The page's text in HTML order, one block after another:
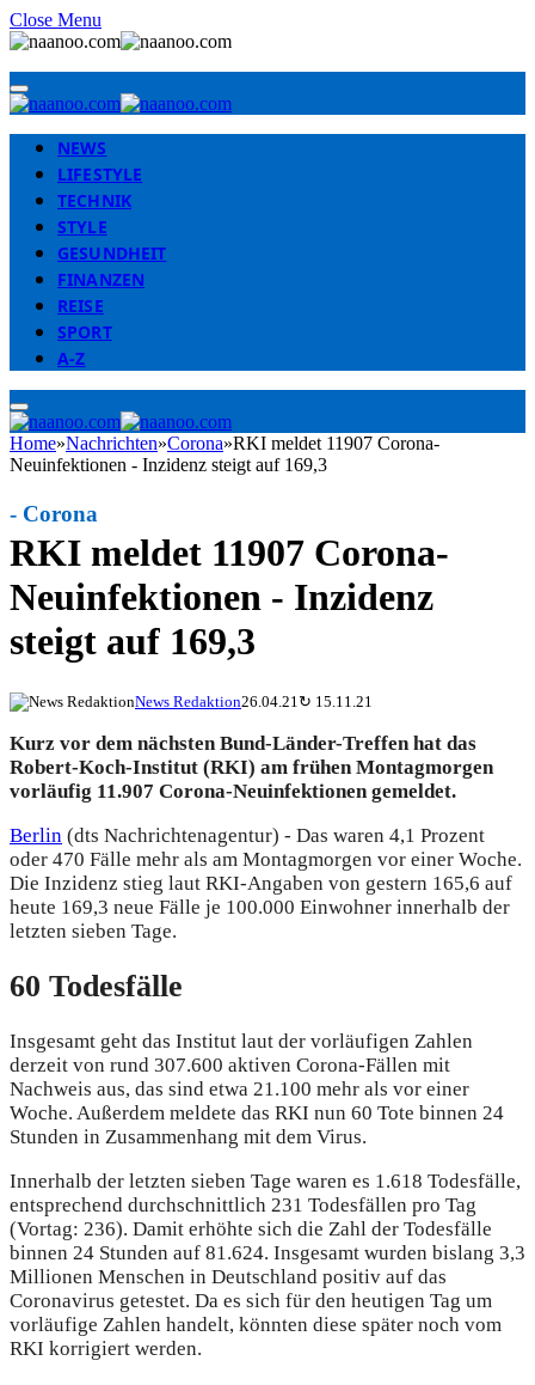
Close Menu
NEWS
LIFESTYLE
TECHNIK
STYLE
GESUNDHEIT
FINANZEN
REISE
SPORT
A-Z
Home»Nachrichten»Corona»RKI meldet 11907 Corona-
Neuinfektionen - Inzidenz steigt auf 169,3
RKI meldet 11907 Corona-
Neuinfektionen - Inzidenz
steigt auf 169,3
- Corona
News Redaktion26.04.21 ↻ 15.11.21
Kurz vor dem nächsten Bund-Länder-Treffen hat das
Robert-Koch-Institut (RKI) am frühen Montagmorgen
vorläufig 11.907 Corona-Neuinfektionen gemeldet.
Berlin (dts Nachrichtenagentur) - Das waren 4,1 Prozent
oder 470 Fälle mehr als am Montagmorgen vor einer Woche.
Die Inzidenz stieg laut RKI-Angaben von gestern 165,6 auf
heute 169,3 neue Fälle je 100.000 Einwohner innerhalb der
letzten sieben Tage.
60 Todesfälle
Insgesamt geht das Institut laut der vorläufigen Zahlen
derzeit von rund 307.600 aktiven Corona-Fällen mit
Nachweis aus, das sind etwa 21.100 mehr als vor einer
Woche. Außerdem meldete das RKI nun 60 Tote binnen 24
Stunden in Zusammenhang mit dem Virus.
Innerhalb der letzten sieben Tage waren es 1.618 Todesfälle,
entsprechend durchschnittlich 231 Todesfällen pro Tag
(Vortag: 236). Damit erhöhte sich die Zahl der Todesfälle
binnen 24 Stunden auf 81.624. Insgesamt wurden bislang 3,3
Millionen Menschen in Deutschland positiv auf das
Coronavirus getestet. Da es sich für den heutigen Tag um
vorläufige Zahlen handelt, könnten diese später noch vom
RKI korrigiert werden.